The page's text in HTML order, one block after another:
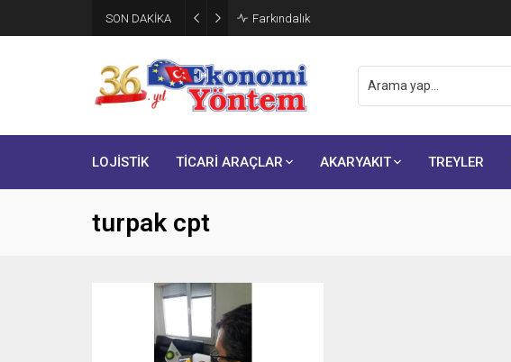
SON DAKİKA Farkındalık
LOJİSTİK TİCARİ ARAÇLAR AKARYAKIT TREYLER
turpak cpt